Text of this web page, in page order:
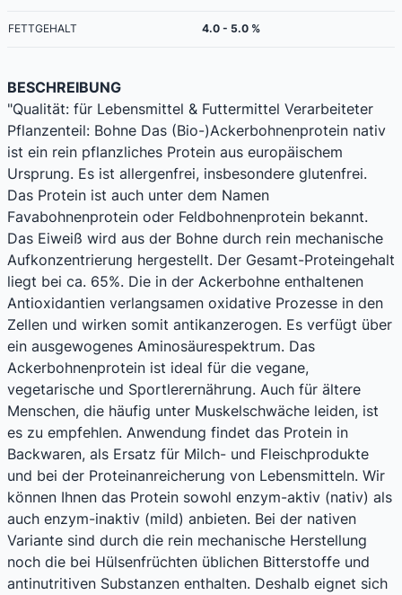
FETTGEHALT 4.0 - 5.0 %
BESCHREIBUNG
"Qualität: für Lebensmittel & Futtermittel Verarbeiteter
Pflanzenteil: Bohne Das (Bio-)Ackerbohnenprotein nativ
ist ein rein pflanzliches Protein aus europäischem
Ursprung. Es ist allergenfrei, insbesondere glutenfrei.
Das Protein ist auch unter dem Namen
Favabohnenprotein oder Feldbohnenprotein bekannt.
Das Eiweiß wird aus der Bohne durch rein mechanische
Aufkonzentrierung hergestellt. Der Gesamt-Proteingehalt
liegt bei ca. 65%. Die in der Ackerbohne enthaltenen
Antioxidantien verlangsamen oxidative Prozesse in den
Zellen und wirken somit antikanzerogen. Es verfügt über
ein ausgewogenes Aminosäurespektrum. Das
Ackerbohnenprotein ist ideal für die vegane,
vegetarische und Sportlerernährung. Auch für ältere
Menschen, die häufig unter Muskelschwäche leiden, ist
es zu empfehlen. Anwendung findet das Protein in
Backwaren, als Ersatz für Milch- und Fleischprodukte
und bei der Proteinanreicherung von Lebensmitteln. Wir
können Ihnen das Protein sowohl enzym-aktiv (nativ) als
auch enzym-inaktiv (mild) anbieten. Bei der nativen
Variante sind durch die rein mechanische Herstellung
noch die bei Hülsenfrüchten üblichen Bitterstoffe und
antinutritiven Substanzen enthalten. Deshalb eignet sich